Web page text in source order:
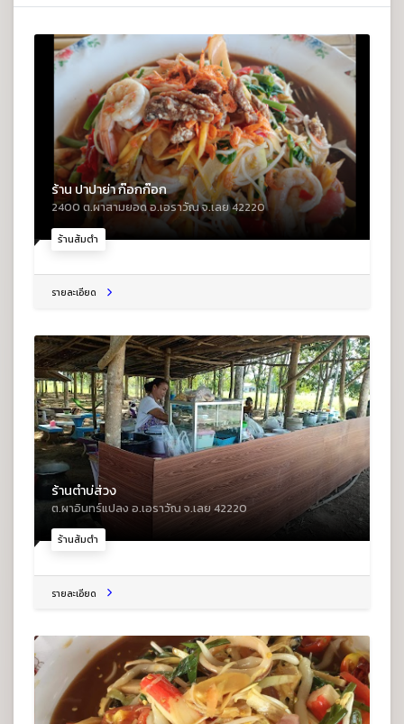
ร้านส้มตำ
ร้าน ปาปาย่า ก๊อกก๊อก
2400 ต.ผาสามยอด อ.เอราวัณ จ.เลย 42220
รายละเอียด
ร้านส้มตำ
ร้านตำบ่ส่วง
ต.ผาอินทร์แปลง อ.เอราวัณ จ.เลย 42220
รายละเอียด